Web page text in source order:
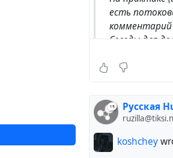
есть
комментарий
беседы для
вводить DM
друг от
Русская
koshchey